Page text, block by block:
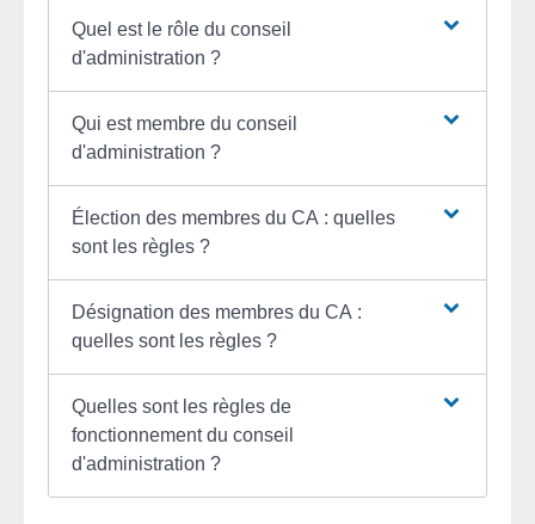
Quel est le rôle du conseil
d'administration ?
Qui est membre du conseil
d'administration ?
Élection des membres du CA : quelles
sont les règles ?
Désignation des membres du CA :
quelles sont les règles ?
Quelles sont les règles de
fonctionnement du conseil
d'administration ?